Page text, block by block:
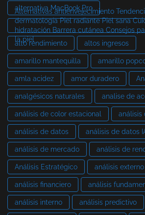
alternativa MacBook Pro
Alternativas antienvejecimiento
dermatología Piel radiante Piel sana
hidratación Barrera cutánea Consejos
la piel
alto rendimiento altos ingresos
amarillo mantequilla amarillo
amla acidez amor duradero
analgésicos naturales analise de
análisis de color estacional análisis
análisis de datos análisis de datos
análisis de mercado análisis de
Análisis Estratégico análisis externo
análisis financiero análisis
análisis interno análisis predictivo